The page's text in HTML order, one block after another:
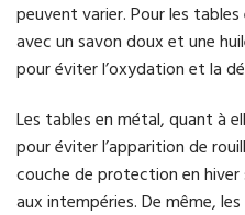
peuvent varier. Pour les
avec un savon doux et une
pour éviter l’oxydation et la
Les tables en métal, quant à
pour éviter l’apparition de
couche de protection en
aux intempéries. De même,